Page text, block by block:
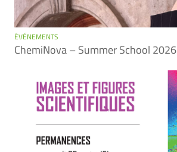
ÉVÉNEMENTS
ChemiNova – Summer School 2026